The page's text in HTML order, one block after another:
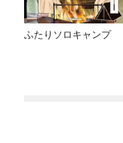
ふたりソロキャンプ